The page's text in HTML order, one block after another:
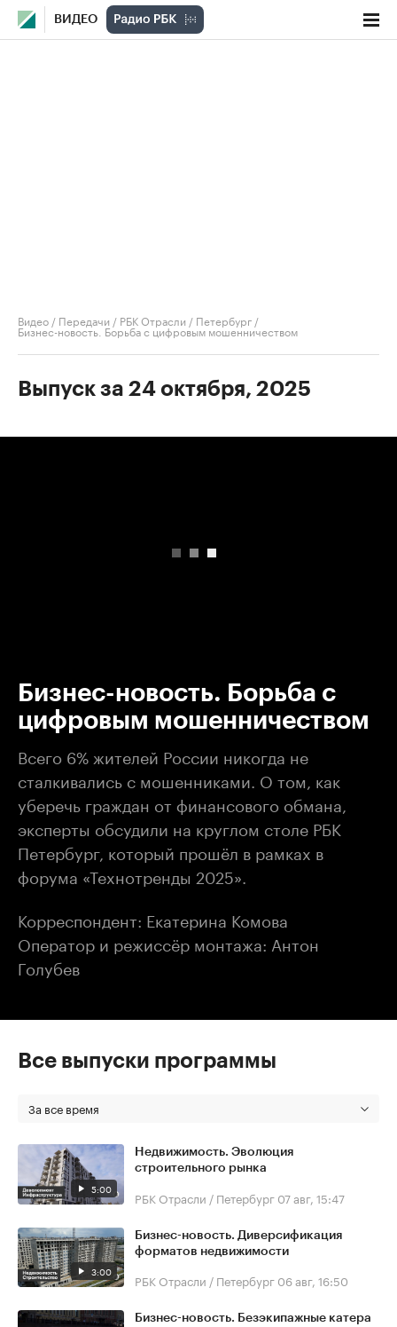
ВИДЕО
Видео / Передачи / РБК Отрасли / Петербург /
Бизнес-новость. Борьба с цифровым мошенничеством
Выпуск за 24 октября, 2025
Бизнес-новость. Борьба с
цифровым мошенничеством
Всего 6% жителей России никогда не
сталкивались с мошенниками. О том, как
уберечь граждан от финансового обмана,
эксперты обсудили на круглом столе РБК
Петербург, который прошёл в рамках в
форума «Технотренды 2025».
Корреспондент: Екатерина Комова
Оператор и режиссёр монтажа: Антон
Голубев
Все выпуски программы
За все время
5:00
Недвижимость. Эволюция
строительного рынка
РБК Отрасли / Петербург 07 авг, 15:47
3:00
Бизнес-новость. Диверсификация
форматов недвижимости
РБК Отрасли / Петербург 06 авг, 16:50
Бизнес-новость. Безэкипажные катера